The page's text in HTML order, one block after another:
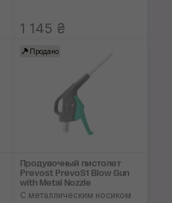
1 145 ₴
Продано
Продувочный пистолет
Prevost PrevoS1 Blow Gun
with Metal Nozzle
С металлическим носиком